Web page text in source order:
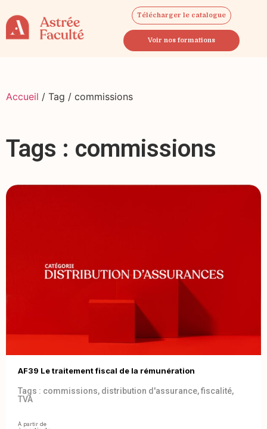
Télécharger le catalogue
Voir nos formations
Accueil / Tag / commissions
Tags : commissions
AF39 Le traitement fiscal de la rémunération
Tags : commissions, distribution d'assurance,fiscalité,
TVA
À partir de